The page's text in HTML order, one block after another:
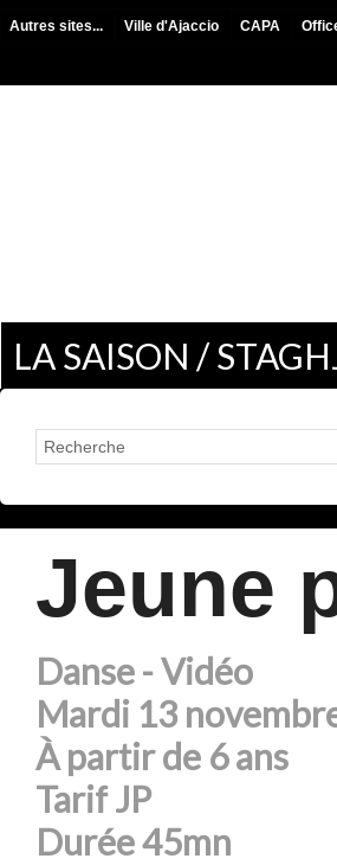
Autres sites... Ville d'Ajaccio CAPA
LA SAISON /
Jeune
Danse - Vidéo
Mardi 13
À partir de 6 ans
Tarif JP
Durée 45mn